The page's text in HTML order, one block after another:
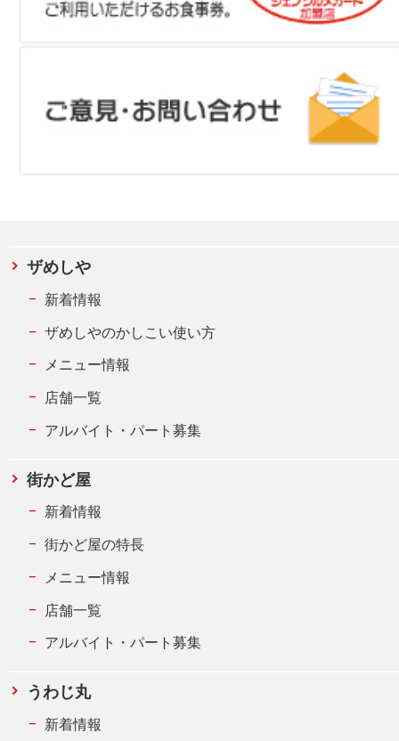
ザめしや
新着情報
ザめしやのかしこい使い方
メニュー情報
店舗一覧
アルバイト・パート募集
街かど屋
新着情報
街かど屋の特長
メニュー情報
店舗一覧
アルバイト・パート募集
うわじ丸
新着情報